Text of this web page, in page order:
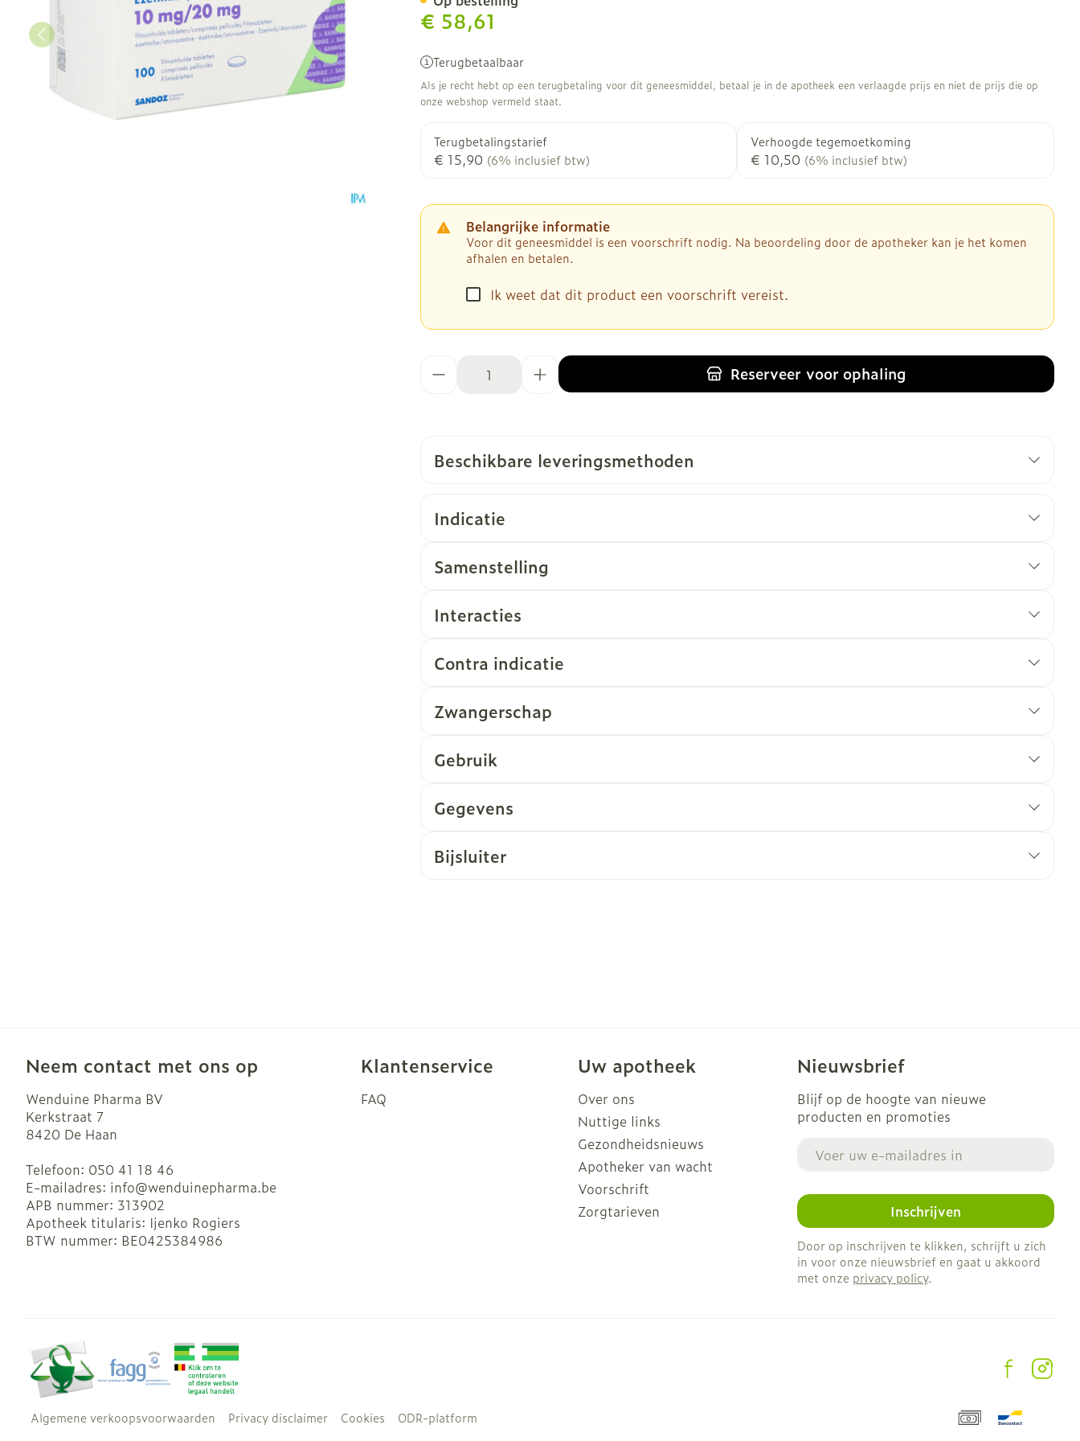
€ 58,61
Terugbetaalbaar
Als je recht hebt op een terugbetaling voor dit geneesmiddel, betaal je in de apotheek een verlaagde prijs en niet de prijs die op
onze webshop vermeld staat.
Terugbetalingstarief
€ 15,90 (6% inclusief btw)
Verhoogde tegemoetkoming
€ 10,50 (6% inclusief btw)
Belangrijke informatie
Voor dit geneesmiddel is een voorschrift nodig. Na beoordeling door de apotheker kan je het komen
afhalen en betalen.
Ik weet dat dit product een voorschrift vereist.
Reserveervoor ophaling
Beschikbare leveringsmethoden
Indicatie
Samenstelling
Interacties
Contra indicatie
Zwangerschap
Gebruik
Gegevens
Bijsluiter
Neem contact met ons op
Wenduine Pharma BV
Kerkstraat 7
8420 De Haan
Telefoon: 050 41 18 46
E-mailadres: info@wenduinepharma.be
APB nummer: 313902
Apotheek titularis: Ijenko Rogiers
BTW nummer: BE0425384986
Klantenservice
FAQ
Uw apotheek
Over ons
Nuttige links
Gezondheidsnieuws
Apotheker van wacht
Voorschrift
Zorgtarieven
Nieuwsbrief
Blijf op de hoogte van nieuwe
producten en promoties
Inschrijven
Door op inschrijven te klikken, schrijft u zich
in voor onze nieuwsbrief en gaat u akkoord
met onze privacy policy.
Algemene verkoopsvoorwaarden Privacy disclaimer Cookies ODR-platform